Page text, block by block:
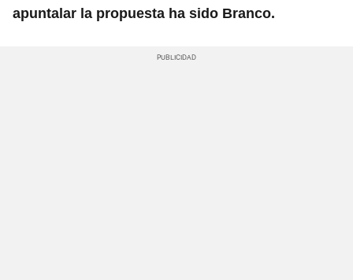
apuntalar la propuesta ha sido Branco.